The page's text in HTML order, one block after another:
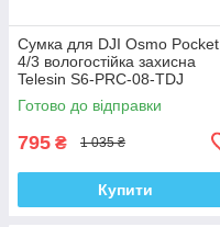
Сумка для DJI Osmo Pocket
4/3 вологостійка захисна
Telesin S6-PRC-08-TDJ
Готово до відправки
795 ₴ 1 035 ₴
Купити